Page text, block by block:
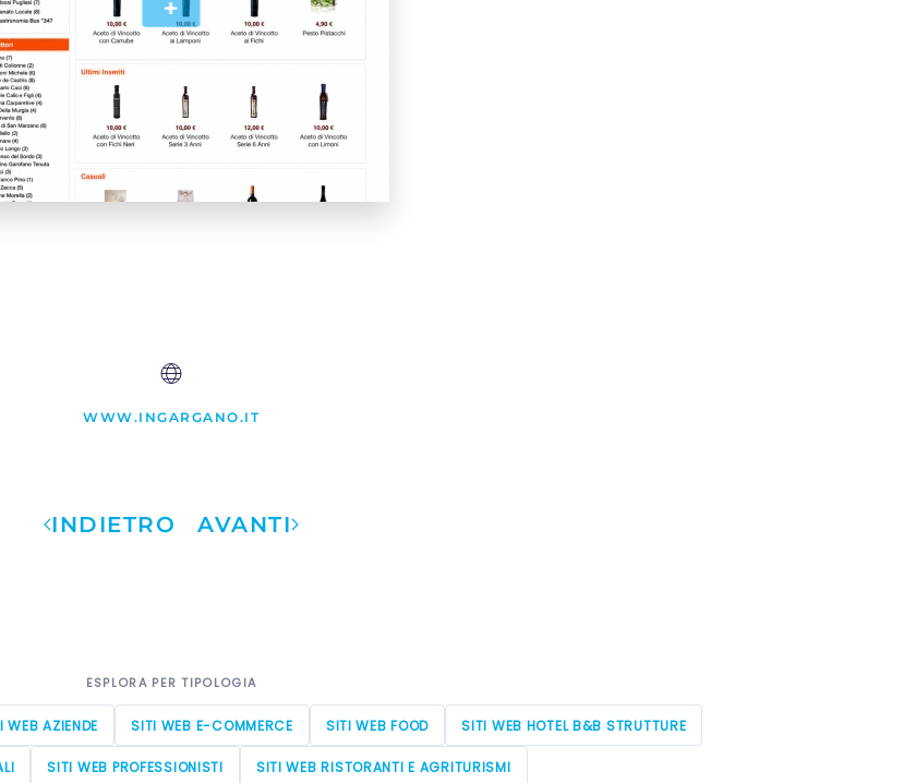
+
WWW.INGARGANO.IT
INDIETRO AVANTI
ESPLORA PER TIPOLOGIA
WEB AZIENDE SITI WEB E-COMMERCE SITI WEB FOOD SITI WEB HOTEL B&B STRUTTURE
SITI WEB PROFESSIONISTI SITI WEB RISTORANTI E AGRITURISMI